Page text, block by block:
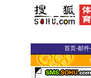
首页-邮件-